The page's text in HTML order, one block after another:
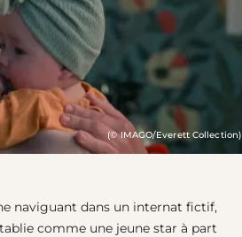
(© IMAGO/Everett Collection)
naviguant dans un internat fictif,
comme une jeune star à part